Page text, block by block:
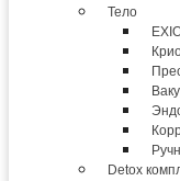
Тело
Detox